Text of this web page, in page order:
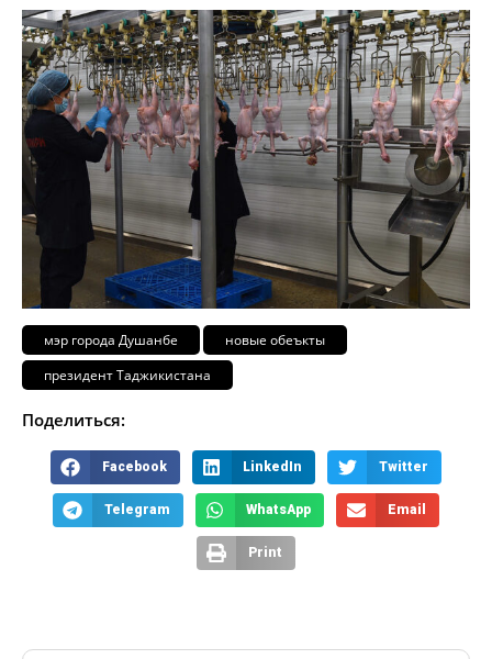
мэр города Душанбе
новые обеъкты
президент Таджикистана
Поделиться:
Facebook LinkedIn Twitter
Telegram WhatsApp Email
Print